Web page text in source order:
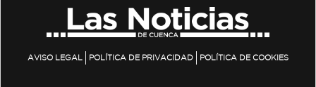
AVISO LEGAL POLÍTICA DE PRIVACIDAD POLÍTICA DE COOKIES